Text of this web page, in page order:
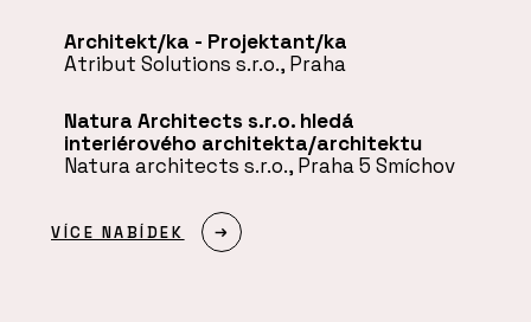
Architekt/ka - Projektant/ka
Atribut Solutions s.r.o., Praha
Natura Architects s.r.o. hledá
interiérového architekta/architektu
Natura architects s.r.o., Praha 5 Smíchov
VÍCE NABÍDEK